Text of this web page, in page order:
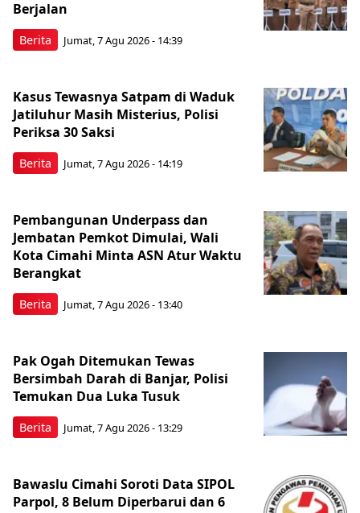
Berita
Berjalan
Jumat, 7 Agu 2026 - 14:39
Berita
Kasus Tewasnya Satpam di Waduk
Jatiluhur Masih Misterius, Polisi
Periksa 30 Saksi
Jumat, 7 Agu 2026 - 14:19
Berita
Pembangunan Underpass dan
Jembatan Pemkot Dimulai, Wali
Kota Cimahi Minta ASN Atur Waktu
Berangkat
Jumat, 7 Agu 2026 - 13:40
Berita
Pak Ogah Ditemukan Tewas
Bersimbah Darah di Banjar, Polisi
Temukan Dua Luka Tusuk
Jumat, 7 Agu 2026 - 13:29
Bawaslu Cimahi Soroti Data SIPOL
Parpol, 8 Belum Diperbarui dan 6